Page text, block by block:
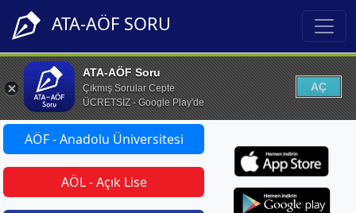
ATA-AÖF SORU
ATA-AÖF Soru
Çıkmış Sorular Cepte
ÜCRETSİZ - Google Play'de
AÇ
AÖF - Anadolu Üniversitesi
AÖL - Açık Lise